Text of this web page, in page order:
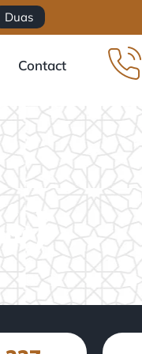
Duas
Contact
(سُوۡرَةُ ٱلشُّعَرَاء)